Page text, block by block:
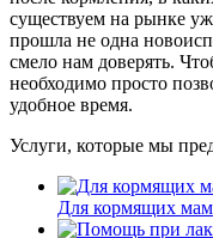
существуем на рынке
прошла не одна
смело нам доверять.
необходимо просто
удобное время.
Услуги, которые мы
Для кормящих мам